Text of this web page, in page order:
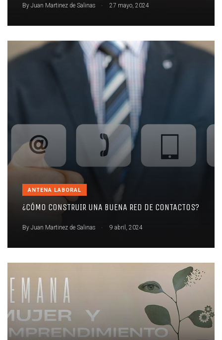
By Juan Martinez de Salinas 27 mayo, 2024
ANTENA LABORAL
¿CÓMO CONSTRUIR UNA BUENA RED DE CONTACTOS?
By Juan Martinez de Salinas 9 abril, 2024